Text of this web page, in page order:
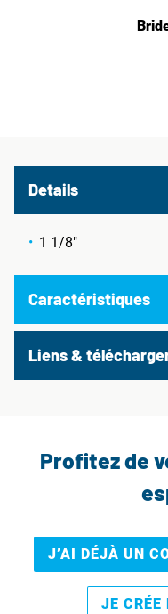
Details
1 1/8"
Caractéristiques
Liens &
Profitez de
J’AI DÉJÀ UN
JE CRÉE